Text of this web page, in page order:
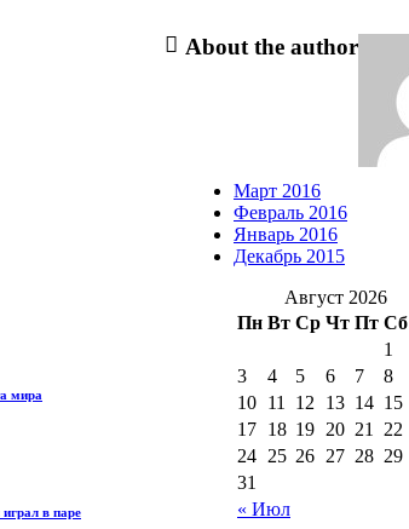
About the author
мира
в паре
Март 2016
Февраль 2016
Январь 2016
Декабрь 2015
Август 2026
Пн Вт Ср Чт Пт Сб
« Июл
1
3
4 5 6 7 8
10 11 12 13 14 15
17 18 19 20 21 22
24 25 26 27 28 29
31